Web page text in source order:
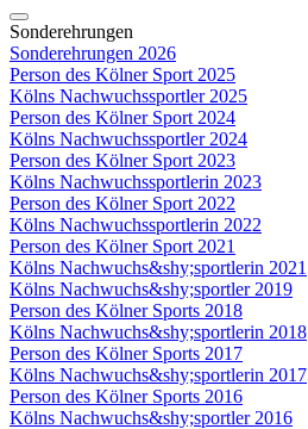
Sonderehrungen
Sonderehrungen 2026
Person des Kölner Sport 2025
Kölns Nachwuchssportler 2025
Person des Kölner Sport 2024
Kölns Nachwuchssportler 2024
Person des Kölner Sport 2023
Kölns Nachwuchssportlerin 2023
Person des Kölner Sport 2022
Kölns Nachwuchssportlerin 2022
Person des Kölner Sport 2021
Kölns Nachwuchs&shy;sportlerin 2021
Kölns Nachwuchs&shy;sportler 2019
Person des Kölner Sports 2018
Kölns Nachwuchs&shy;sportlerin 2018
Person des Kölner Sports 2017
Kölns Nachwuchs&shy;sportlerin 2017
Person des Kölner Sports 2016
Kölns Nachwuchs&shy;sportler 2016